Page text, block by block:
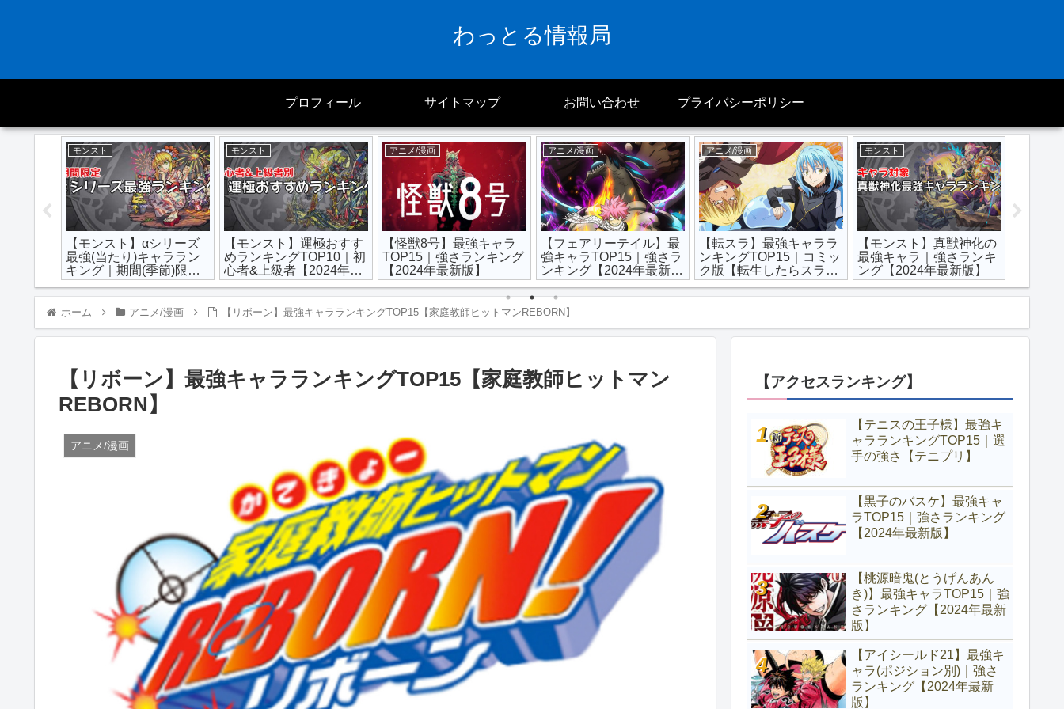
わっとる情報局
プロフィール サイトマップ お問い合わせ プライバシーポリシー
モンスト
【モンスト】αシリーズ
最強(当たり)キャララン
キング｜期間(季節)限定
【2024年最新版】
モンスト
【モンスト】運極おすす
めランキングTOP10｜初
心者&上級者【2024年最
新版】
アニメ/漫画
【怪獣8号】最強キャラ
TOP15｜強さランキング
【2024年最新版】
アニメ/漫画
【フェアリーテイル】最
強キャラTOP15｜強さラ
ンキング【2024年最新
版】100年クエスト対象
アニメ/漫画
【転スラ】最強キャララ
ンキングTOP15｜コミッ
ク版【転生したらスライ
ムだった件】
モンスト
【モンスト】真獣神化の
最強キャラ｜強さランキ
ング【2024年最新版】
ホーム アニメ/漫画 【リボーン】最強キャラランキングTOP15【家庭教師ヒットマンREBORN】
【リボーン】最強キャラランキングTOP15【家庭教師ヒットマン
REBORN】
アニメ/漫画
【アクセスランキング】
【テニスの王子様】最強キ
ャラランキングTOP15｜選
手の強さ【テニプリ】
【黒子のバスケ】最強キャ
ラTOP15｜強さランキング
【2024年最新版】
【桃源暗鬼(とうげんあん
き)】最強キャラTOP15｜強
さランキング【2024年最新
版】
【アイシールド21】最強キ
ャラ(ポジション別)｜強さ
ランキング【2024年最新
版】